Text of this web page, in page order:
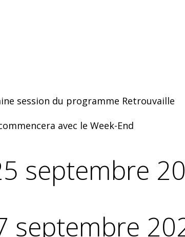
session du programme Retrouvaille
avec le Week-End
septembre
septembre